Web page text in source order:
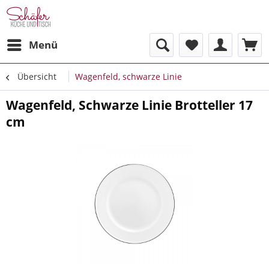
Menü
Übersicht Wagenfeld, schwarze Linie
Wagenfeld, Schwarze Linie Brotteller 17
cm